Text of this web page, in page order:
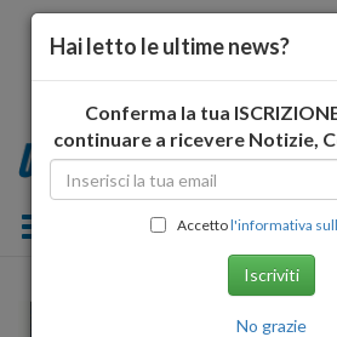
Toggle navigation
Hai letto le ultime news?
Conferma la tua
continuare a ricevere Notizie,
Accettol'informativa
Iscriviti
No grazie